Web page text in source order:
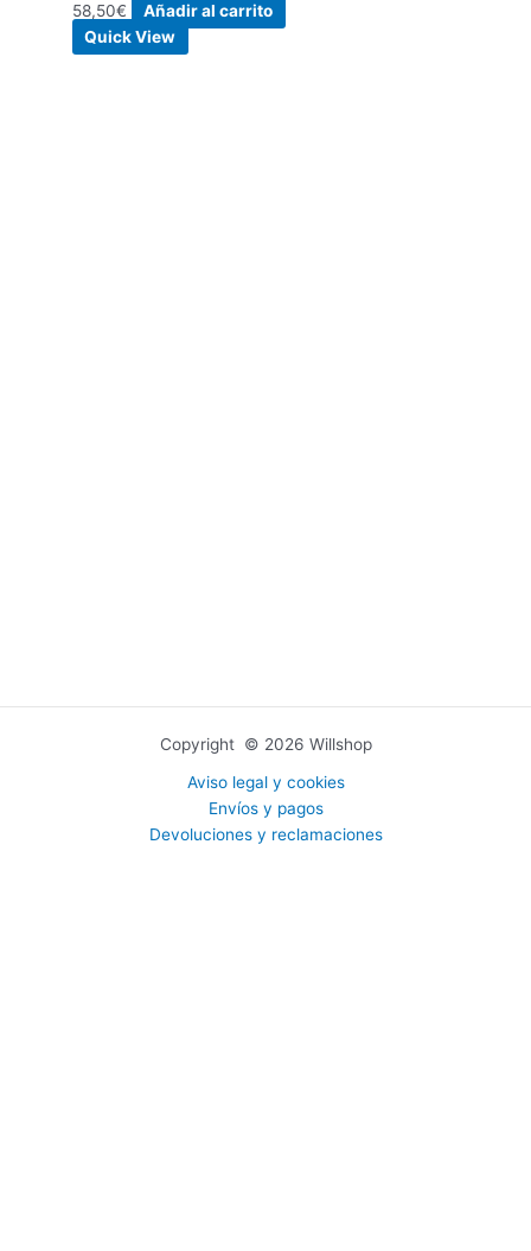
58,50€
Añadir al carrito
Quick View
Copyright © 2026 Willshop
Aviso legal y cookies
Envíos y pagos
Devoluciones y reclamaciones